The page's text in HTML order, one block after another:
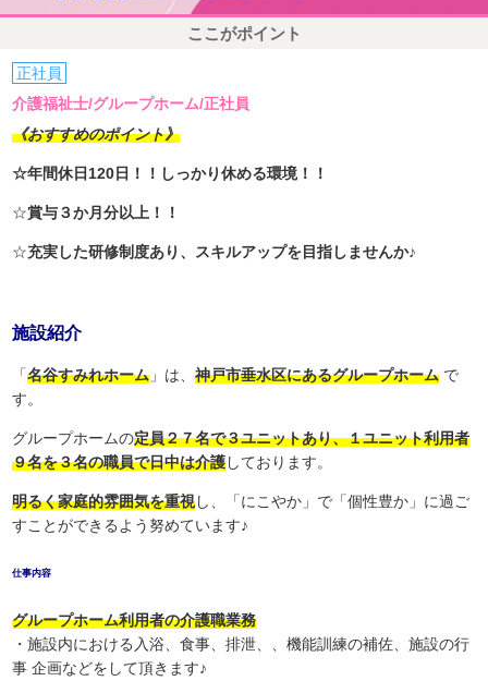
ここがポイント
正社員
介護福祉士/グループホーム/正社員
《おすすめのポイント》
☆年間休日120日！！しっかり休める環境！！
☆賞与３か月分以上！！
☆充実した研修制度あり、スキルアップを目指しませんか♪
施設紹介
「名谷すみれホーム 」は、神戸市垂水区にあるグループホーム で
す。
グループホームの定員２７名で３ユニットあり、１ユニット利用者
９名を３名の職員で日中は介護しております。
明るく家庭的雰囲気を重視し、「にこやか」で「個性豊か」に過ご
すことができるよう努めています♪
仕事内容
グループホーム利用者の介護職業務
・施設内における入浴、食事、排泄、、機能訓練の補佐、施設の行
事 企画などをして頂きます♪